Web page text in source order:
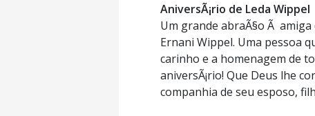
AniversÃ¡rio de Leda Wippel
Um grande abraÃ§o Ã
Ernani Wippel. Uma pessoa
carinho e a homenagem de
aniversÃ¡rio! Que Deus lhe
companhia de seu esposo,